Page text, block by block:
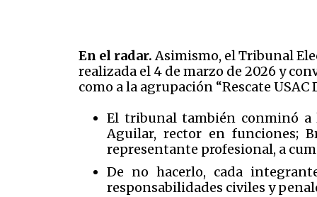
En el radar.Asimismo, el Tribunal
realizada el 4 de marzo de 2026 y
como a la agrupación “Rescate USAC
El tribunal también conminó a
Aguilar, rector en funciones;
representante profesional, a
De no hacerlo, cada
responsabilidades civiles y